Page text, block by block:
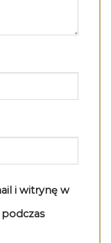
i witrynę w